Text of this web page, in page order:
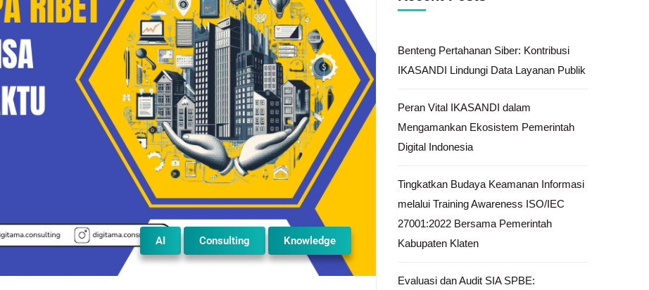
AI Consulting Knowledge
Benteng Pertahanan Siber: Kontribusi
IKASANDI Lindungi Data Layanan Publik
Peran Vital IKASANDI dalam
Mengamankan Ekosistem Pemerintah
Digital Indonesia
Tingkatkan Budaya Keamanan Informasi
melalui Training Awareness ISO/IEC
27001:2022 Bersama Pemerintah
Kabupaten Klaten
Evaluasi dan Audit SIA SPBE: